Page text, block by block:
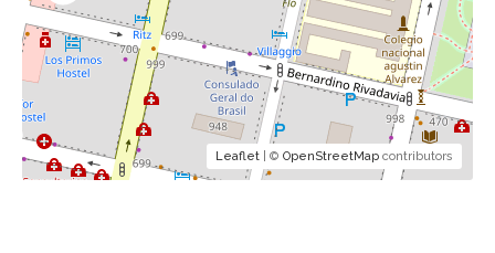
Leaflet | © OpenStreetMap contributors